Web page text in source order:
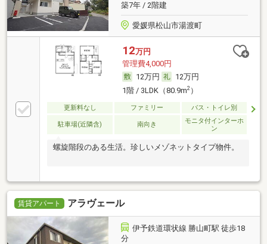
築7年 / 2階建
愛媛県松山市湯渡町
12万円
管理費4,000円
12万円
12万円
1階 / 3LDK（80.9m2）
更新料なし ファミリー バス・トイレ別
駐車場(近隣含) 南向き
モニタ付インターホ
ン
螺旋階段のある生活。珍しいメゾネットタイプ物件。
賃貸アパート アラヴェール
伊予鉄道環状線 勝山町駅 徒歩18
分